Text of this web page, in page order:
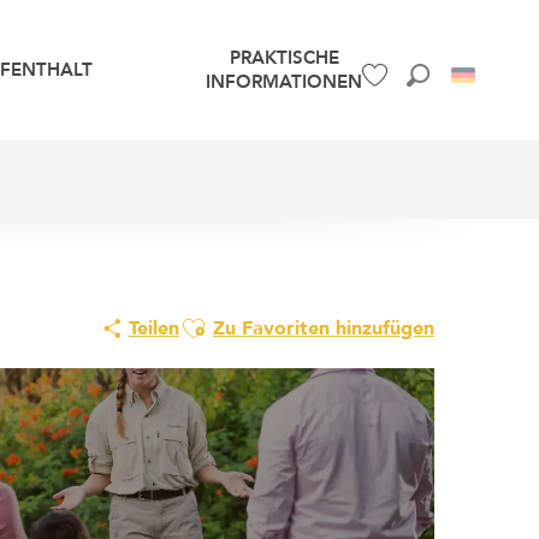
PRAKTISCHE
INFORMATIONEN
TeilenAjouter aux favoris
Zu Favoriten hinzufügen